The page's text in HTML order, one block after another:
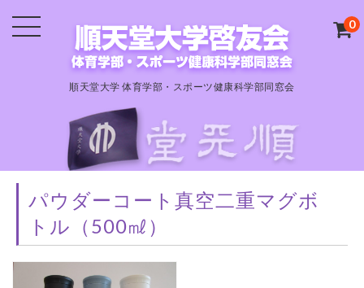
順天堂大学 体育学部・スポーツ健康科学部同窓会
0
パウダーコート真空二重マグボ
トル（500㎖）